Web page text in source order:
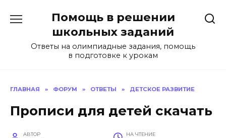
содержанию
Помощь в решении
школьных заданий
Ответы на олимпиадные задания, помощь
в подготовке к урокам
ГЛАВНАЯ » ФОРУМ » ОТВЕТЫ » ДЕТСКОЕ РАЗВИТИЕ
Прописи для детей скачать
АВТОР НА ЧТЕНИЕ